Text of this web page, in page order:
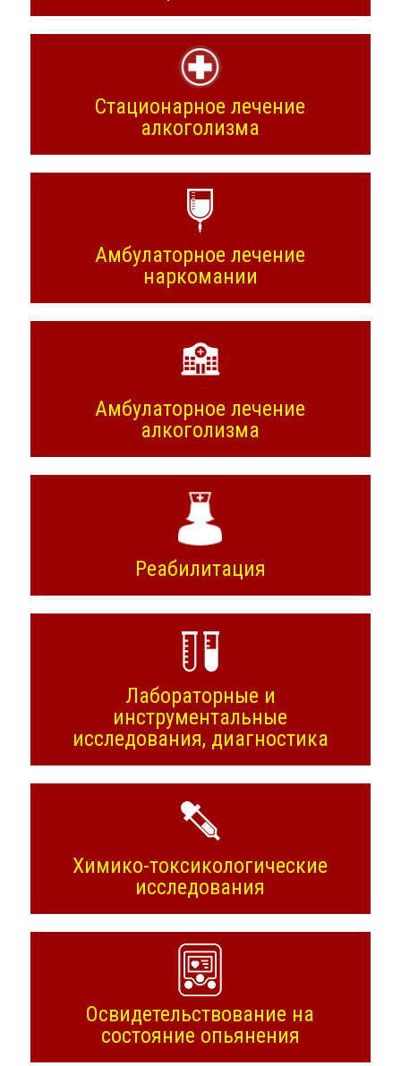
Стационарное лечение
алкоголизма
Амбулаторное лечение
наркомании
Амбулаторное лечение
алкоголизма
Реабилитация
Лабораторные и
инструментальные
исследования, диагностика
Химико-токсикологические
исследования
Освидетельствование на
состояние опьянения